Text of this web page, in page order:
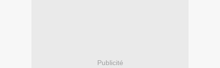
Publicité